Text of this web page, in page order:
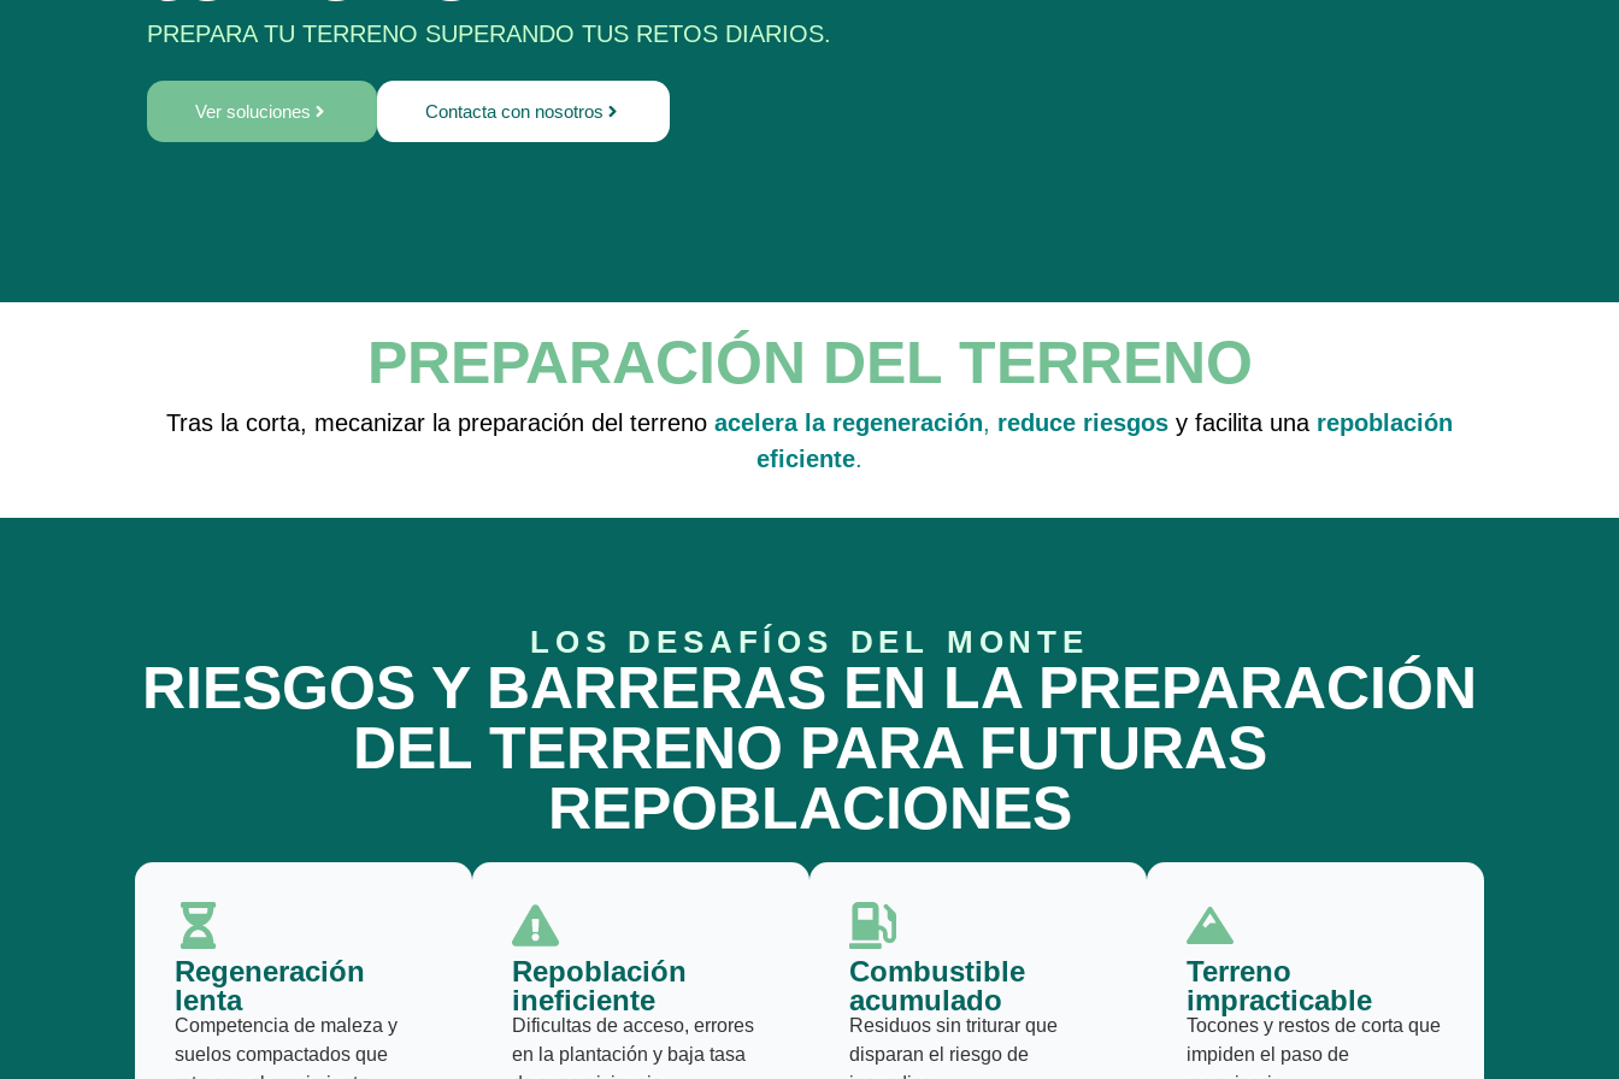
PREPARA TU TERRENO SUPERANDO TUS RETOS DIARIOS.
Ver soluciones Contacta con nosotros
PREPARACIÓN DEL TERRENO
Tras la corta, mecanizar la preparación del terreno acelera la regeneración, reduce riesgos y facilita una repoblación
eficiente.
LOS DESAFÍOS DEL MONTE
RIESGOS Y BARRERAS EN LA PREPARACIÓN
DEL TERRENO PARA FUTURAS
REPOBLACIONES
Regeneración
lenta
Competencia de maleza y
suelos compactados que
Repoblación
ineficiente
Dificultas de acceso, errores
en la plantación y baja tasa
Combustible
acumulado
Residuos sin triturar que
disparan el riesgo de
Terreno
impracticable
Tocones y restos de corta que
impiden el paso de